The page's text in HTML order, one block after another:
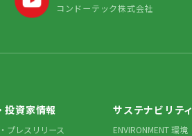
コンドーテック株式会社
投資家情報
プレスリリース
サステナビリティ
ENVIRONMENT 環境